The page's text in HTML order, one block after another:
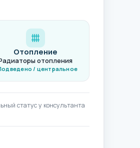
Отопление
отопления
/ центральное
статус у консультанта